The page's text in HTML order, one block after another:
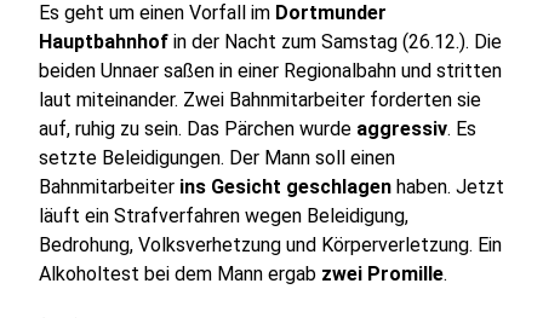
Es geht um einen Vorfall im Dortmunder
Hauptbahnhof in der Nacht zum Samstag (26.12.). Die
beiden Unnaer saßen in einer Regionalbahn und stritten
laut miteinander. Zwei Bahnmitarbeiter forderten sie
auf, ruhig zu sein. Das Pärchen wurde aggressiv. Es
setzte Beleidigungen. Der Mann soll einen
Bahnmitarbeiter ins Gesicht geschlagen haben. Jetzt
läuft ein Strafverfahren wegen Beleidigung,
Bedrohung, Volksverhetzung und Körperverletzung. Ein
Alkoholtest bei dem Mann ergab zwei Promille.